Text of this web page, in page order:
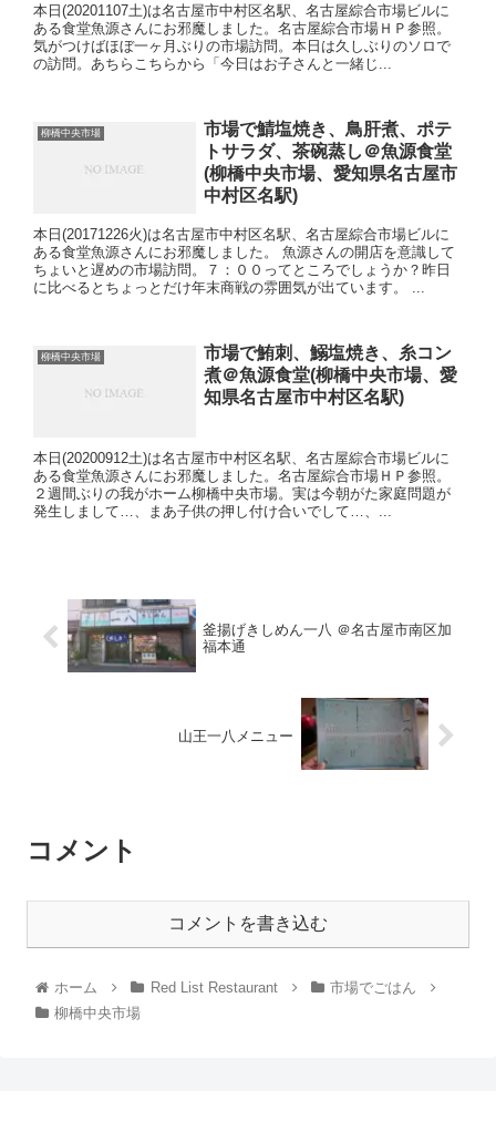
本日(20201107土)は名古屋市中村区名駅、名古屋綜合市場ビルに
ある食堂魚源さんにお邪魔しました。名古屋綜合市場ＨＰ参照。
気がつけばほぼ一ヶ月ぶりの市場訪問。本日は久しぶりのソロで
の訪問。あちらこちらから「今日はお子さんと一緒じ...
柳橋中央市場
市場で鯖塩焼き、鳥肝煮、ポテ
トサラダ、茶碗蒸し＠魚源食堂
(柳橋中央市場、愛知県名古屋市
中村区名駅)
本日(20171226火)は名古屋市中村区名駅、名古屋綜合市場ビルに
ある食堂魚源さんにお邪魔しました。 魚源さんの開店を意識して
ちょいと遅めの市場訪問。７：００ってところでしょうか？昨日
に比べるとちょっとだけ年末商戦の雰囲気が出ています。 ...
柳橋中央市場
市場で鮪刺、鰯塩焼き、糸コン
煮＠魚源食堂(柳橋中央市場、愛
知県名古屋市中村区名駅)
本日(20200912土)は名古屋市中村区名駅、名古屋綜合市場ビルに
ある食堂魚源さんにお邪魔しました。名古屋綜合市場ＨＰ参照。
２週間ぶりの我がホーム柳橋中央市場。実は今朝がた家庭問題が
発生しまして…、まあ子供の押し付け合いでして…、...
釜揚げきしめん一八 ＠名古屋市南区加
福本通
山王一八メニュー
コメント
コメントを書き込む
ホーム Red List Restaurant
市場でごはん
柳橋中央市場